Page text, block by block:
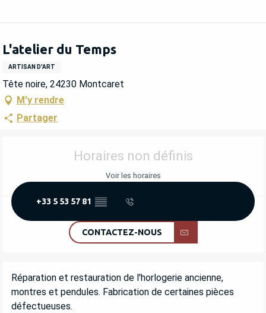
L'atelier du Temps
ARTISAN D'ART
Tête noire, 24230 Montcaret
M'y rendre
Partager
OUVERTURE ET COORDONNÉES
Horaires non définis
Voir les horaires
+33 5 53 57 81 ▒▒
CONTACTEZ-NOUS
DESCRIPTION
Réparation et restauration de l'horlogerie ancienne,
montres et pendules. Fabrication de certaines pièces
défectueuses.